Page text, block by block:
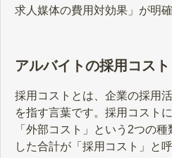
求人媒体の費用対効果」が明
アルバイトの採用コス
採用コストとは、企業の採用
を指す言葉です。採用コスト
「外部コスト」という2つの
した合計が「採用コスト」と